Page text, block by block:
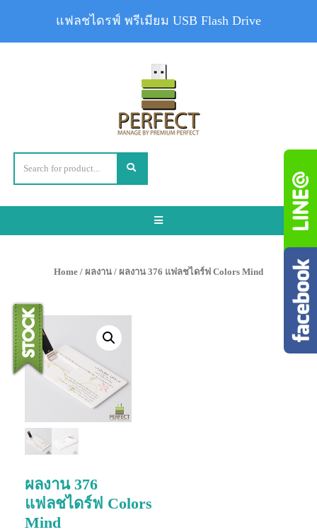
Toggle
Home / ผลงาน / ผลงาน 376 แฟลชไดร์ฟ Colors Mind
ผลงาน 376
แฟลชไดร์ฟ Colors
Mind
แฟลชไดรฟ์ พรีเมียม USB Flash Drive